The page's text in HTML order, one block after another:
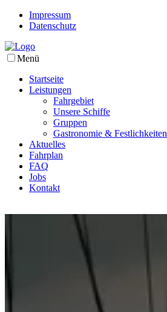
Impressum
Datenschutz
Menü
Startseite
Leistungen
Fahrgebiet
Unsere Schiffe
Gruppen
Gastronomie & Festlichkeiten
Aktuelles
Fahrplan
FAQ
Jobs
Kontakt